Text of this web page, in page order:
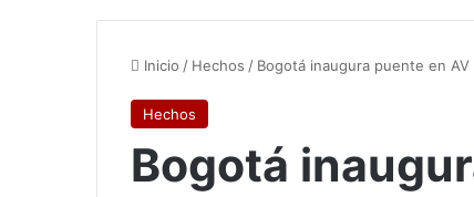
Inicio / Hechos / Bogotá inaugura puente en
Hechos
Bogotá